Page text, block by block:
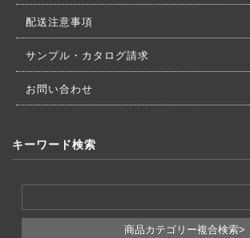
配送注意事項
サンプル・カタログ請求
お問い合わせ
キーワード検索
商品カテゴリー複合検索>